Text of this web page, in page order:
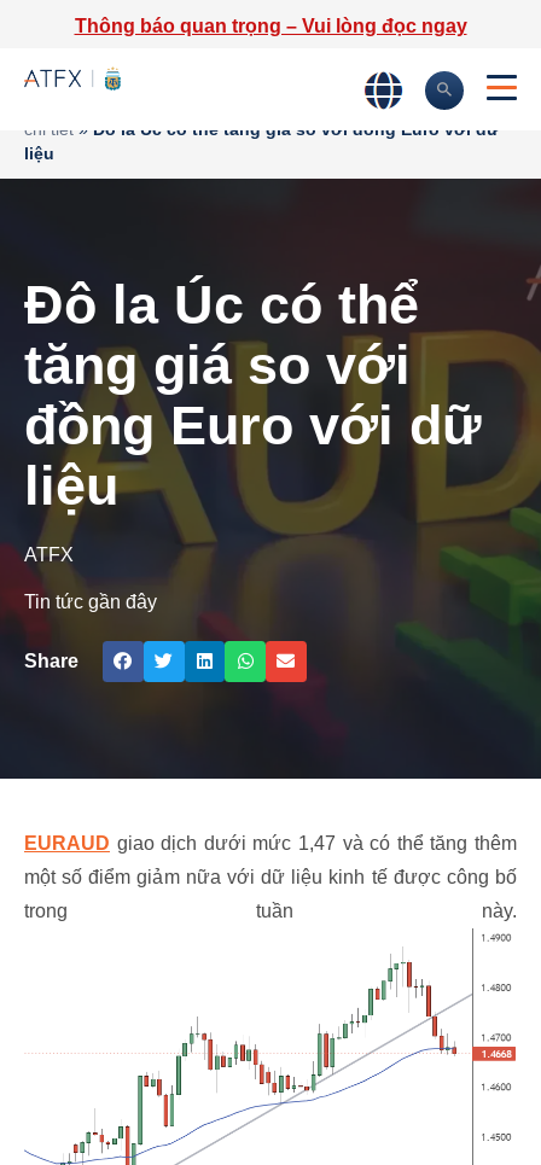
Thông báo quan trọng – Vui lòng đọc ngay
Tin tức thị trường & Thông tin
chi tiết » Đô la Úc có thể tăng giá so với đồng Euro với dữ
liệu
Đô la Úc có thể
tăng giá so với
đồng Euro với dữ
liệu
ATFX
Tin tức gần đây
Share
EURAUD giao dịch dưới mức 1,47 và có thể tăng thêm
một số điểm giảm nữa với dữ liệu kinh tế được công bố
trong tuần này.